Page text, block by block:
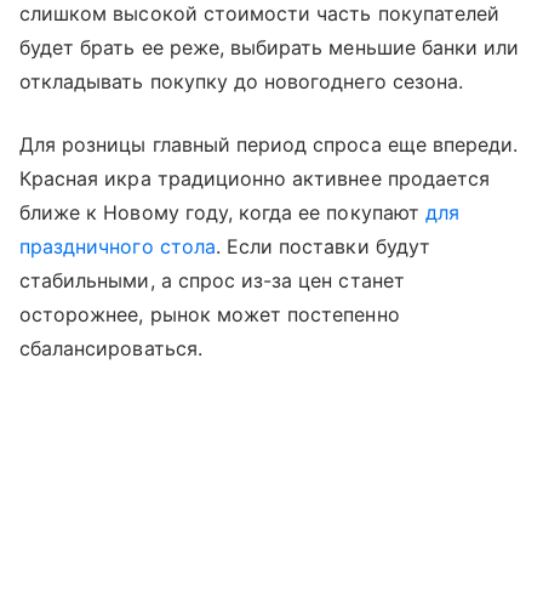
слишком высокой стоимости часть покупателей
будет брать ее реже, выбирать меньшие банки или
откладывать покупку до новогоднего сезона.
Для розницы главный период спроса еще впереди.
Красная икра традиционно активнее продается
ближе к Новому году, когда ее покупают для
праздничного стола. Если поставки будут
стабильными, а спрос из-за цен станет
осторожнее, рынок может постепенно
сбалансироваться.